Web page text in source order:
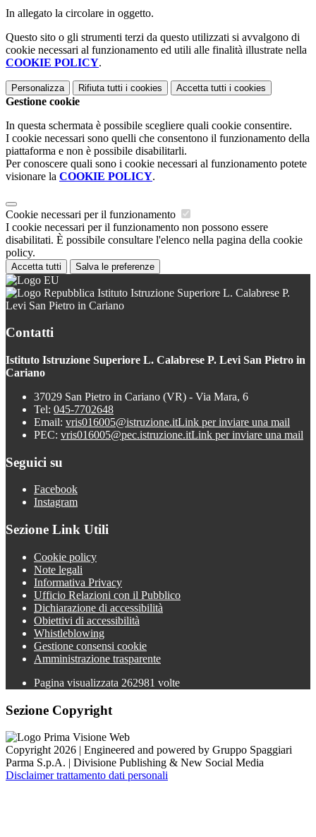
In allegato la circolare in oggetto.
Questo sito o gli strumenti terzi da questo utilizzati si avvalgono di
cookie necessari al funzionamento ed utili alle finalità illustrate nella
COOKIE POLICY.
Personalizza Rifiuta tutti i cookies Accetta tutti i cookies
Gestione cookie
In questa schermata è possibile scegliere quali cookie consentire.
I cookie necessari sono quelli che consentono il funzionamento della
piattaforma e non è possibile disabilitarli.
Per conoscere quali sono i cookie necessari al funzionamento potete
visionare la COOKIE POLICY.
Cookie necessari per il funzionamento
I cookie necessari per il funzionamento non possono essere
disabilitati. È possibile consultare l'elenco nella pagina della cookie
policy.
Accetta tutti Salva le preferenze
Istituto Istruzione Superiore L. Calabrese P.
Levi San Pietro in Cariano
Contatti
Istituto Istruzione Superiore L. Calabrese P. Levi San Pietro in
Cariano
37029 San Pietro in Cariano (VR) - Via Mara, 6
Tel: 045-7702648
Email: vris016005@istruzione.itLink per inviare una mail
PEC: vris016005@pec.istruzione.itLink per inviare una mail
Seguici su
Facebook
Instagram
Sezione Link Utili
Cookie policy
Note legali
Informativa Privacy
Ufficio Relazioni con il Pubblico
Dichiarazione di accessibilità
Obiettivi di accessibilità
Whistleblowing
Gestione consensi cookie
Amministrazione trasparente
Pagina visualizzata 262981 volte
Sezione Copyright
Copyright 2026 | Engineered and powered by Gruppo Spaggiari
Parma S.p.A. | Divisione Publishing & New Social Media
Disclaimer trattamento dati personali